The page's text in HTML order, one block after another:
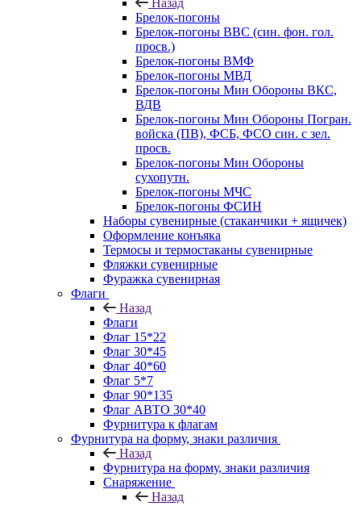
Назад
Брелок-погоны
Брелок-погоны ВВС (син. фон. гол.
просв.)
Брелок-погоны ВМФ
Брелок-погоны МВД
Брелок-погоны Мин Обороны ВКС,
ВДВ
Брелок-погоны Мин Обороны Погран.
войска (ПВ), ФСБ, ФСО син. с зел.
просв.
Брелок-погоны Мин Обороны
сухопутн.
Брелок-погоны МЧС
Брелок-погоны ФСИН
Наборы сувенирные (стаканчики + ящичек)
Оформление конъяка
Термосы и термостаканы сувенирные
Фляжки сувенирные
Фуражка сувенирная
Флаги
Назад
Флаги
Флаг 15*22
Флаг 30*45
Флаг 40*60
Флаг 5*7
Флаг 90*135
Флаг АВТО 30*40
Фурнитура к флагам
Фурнитура на форму, знаки различия
Назад
Фурнитура на форму, знаки различия
Снаряжение
Назад